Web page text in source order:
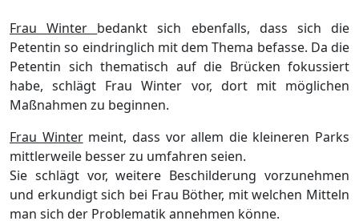
Frau Winter bedankt sich ebenfalls, dass sich die
Petentin so eindringlich mit dem Thema befasse. Da die
Petentin sich thematisch auf die Brücken fokussiert
habe, schlägt Frau Winter vor, dort mit möglichen
Maßnahmen zu beginnen.
Frau Wintermeint, dass vor allem die kleineren Parks
mittlerweile besser zu umfahren seien.
Sie schlägt vor, weitere Beschilderung vorzunehmen
und erkundigt sich bei Frau Böther, mit welchen Mitteln
man sich der Problematik annehmen könne.